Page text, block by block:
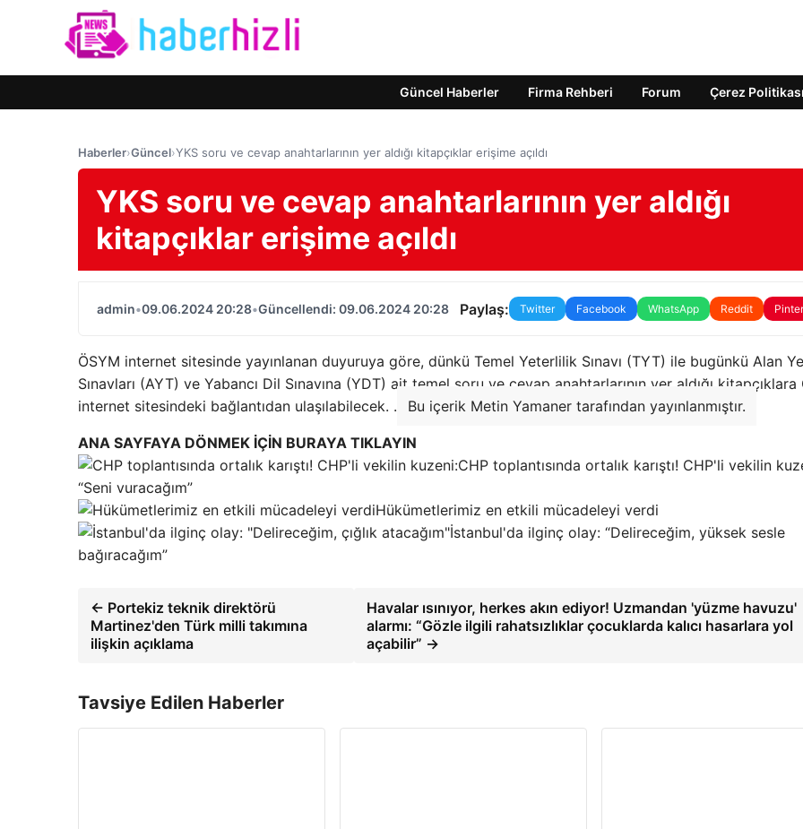
Güncel Haberler Firma Rehberi Forum Çerez Politikası
Haberler›Güncel›YKS soru ve cevap anahtarlarının yer aldığı kitapçıklar erişime açıldı
YKS soru ve cevap anahtarlarının yer aldığı
kitapçıklar erişime açıldı
admin•09.06.2024 20:28•Güncellendi: 09.06.2024 20:28 Paylaş: Twitter Facebook WhatsApp Reddit
ÖSYM internet sitesinde yayınlanan duyuruya göre, dünkü Temel Yeterlilik Sınavı (TYT) ile bugünkü Alan
Sınavları (AYT) ve Yabancı Dil Sınavına (YDT) ait temel soru ve cevap anahtarlarının yer aldığı kitapçıklara
internet sitesindeki bağlantıdan ulaşılabilecek. .
Bu içerik Metin Yamaner tarafından yayınlanmıştır.
ANA SAYFAYA DÖNMEK İÇİN BURAYA TIKLAYIN
CHP toplantısında ortalık karıştı! CHP'li vekilin
“Seni vuracağım”
Hükümetlerimiz en etkili mücadeleyi verdi
İstanbul'da ilginç olay: “Delireceğim, yüksek sesle
bağıracağım”
← Portekiz teknik direktörü
Martinez'den Türk milli takımına
ilişkin açıklama
Havalar ısınıyor, herkes akın ediyor! Uzmandan 'yüzme havuzu'
alarmı: “Gözle ilgili rahatsızlıklar çocuklarda kalıcı hasarlara yol
açabilir” →
Tavsiye Edilen Haberler